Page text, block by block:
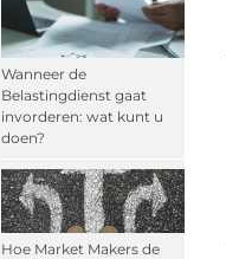
Wanneer de
Belastingdienst gaat
invorderen: wat kunt u
doen?
Hoe Market Makers de